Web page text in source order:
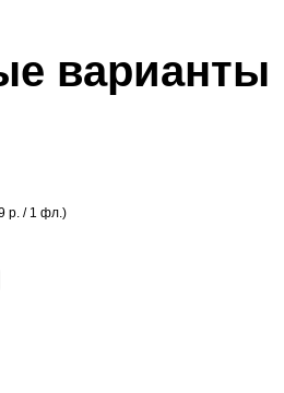
варианты
р. / 1 фл.)